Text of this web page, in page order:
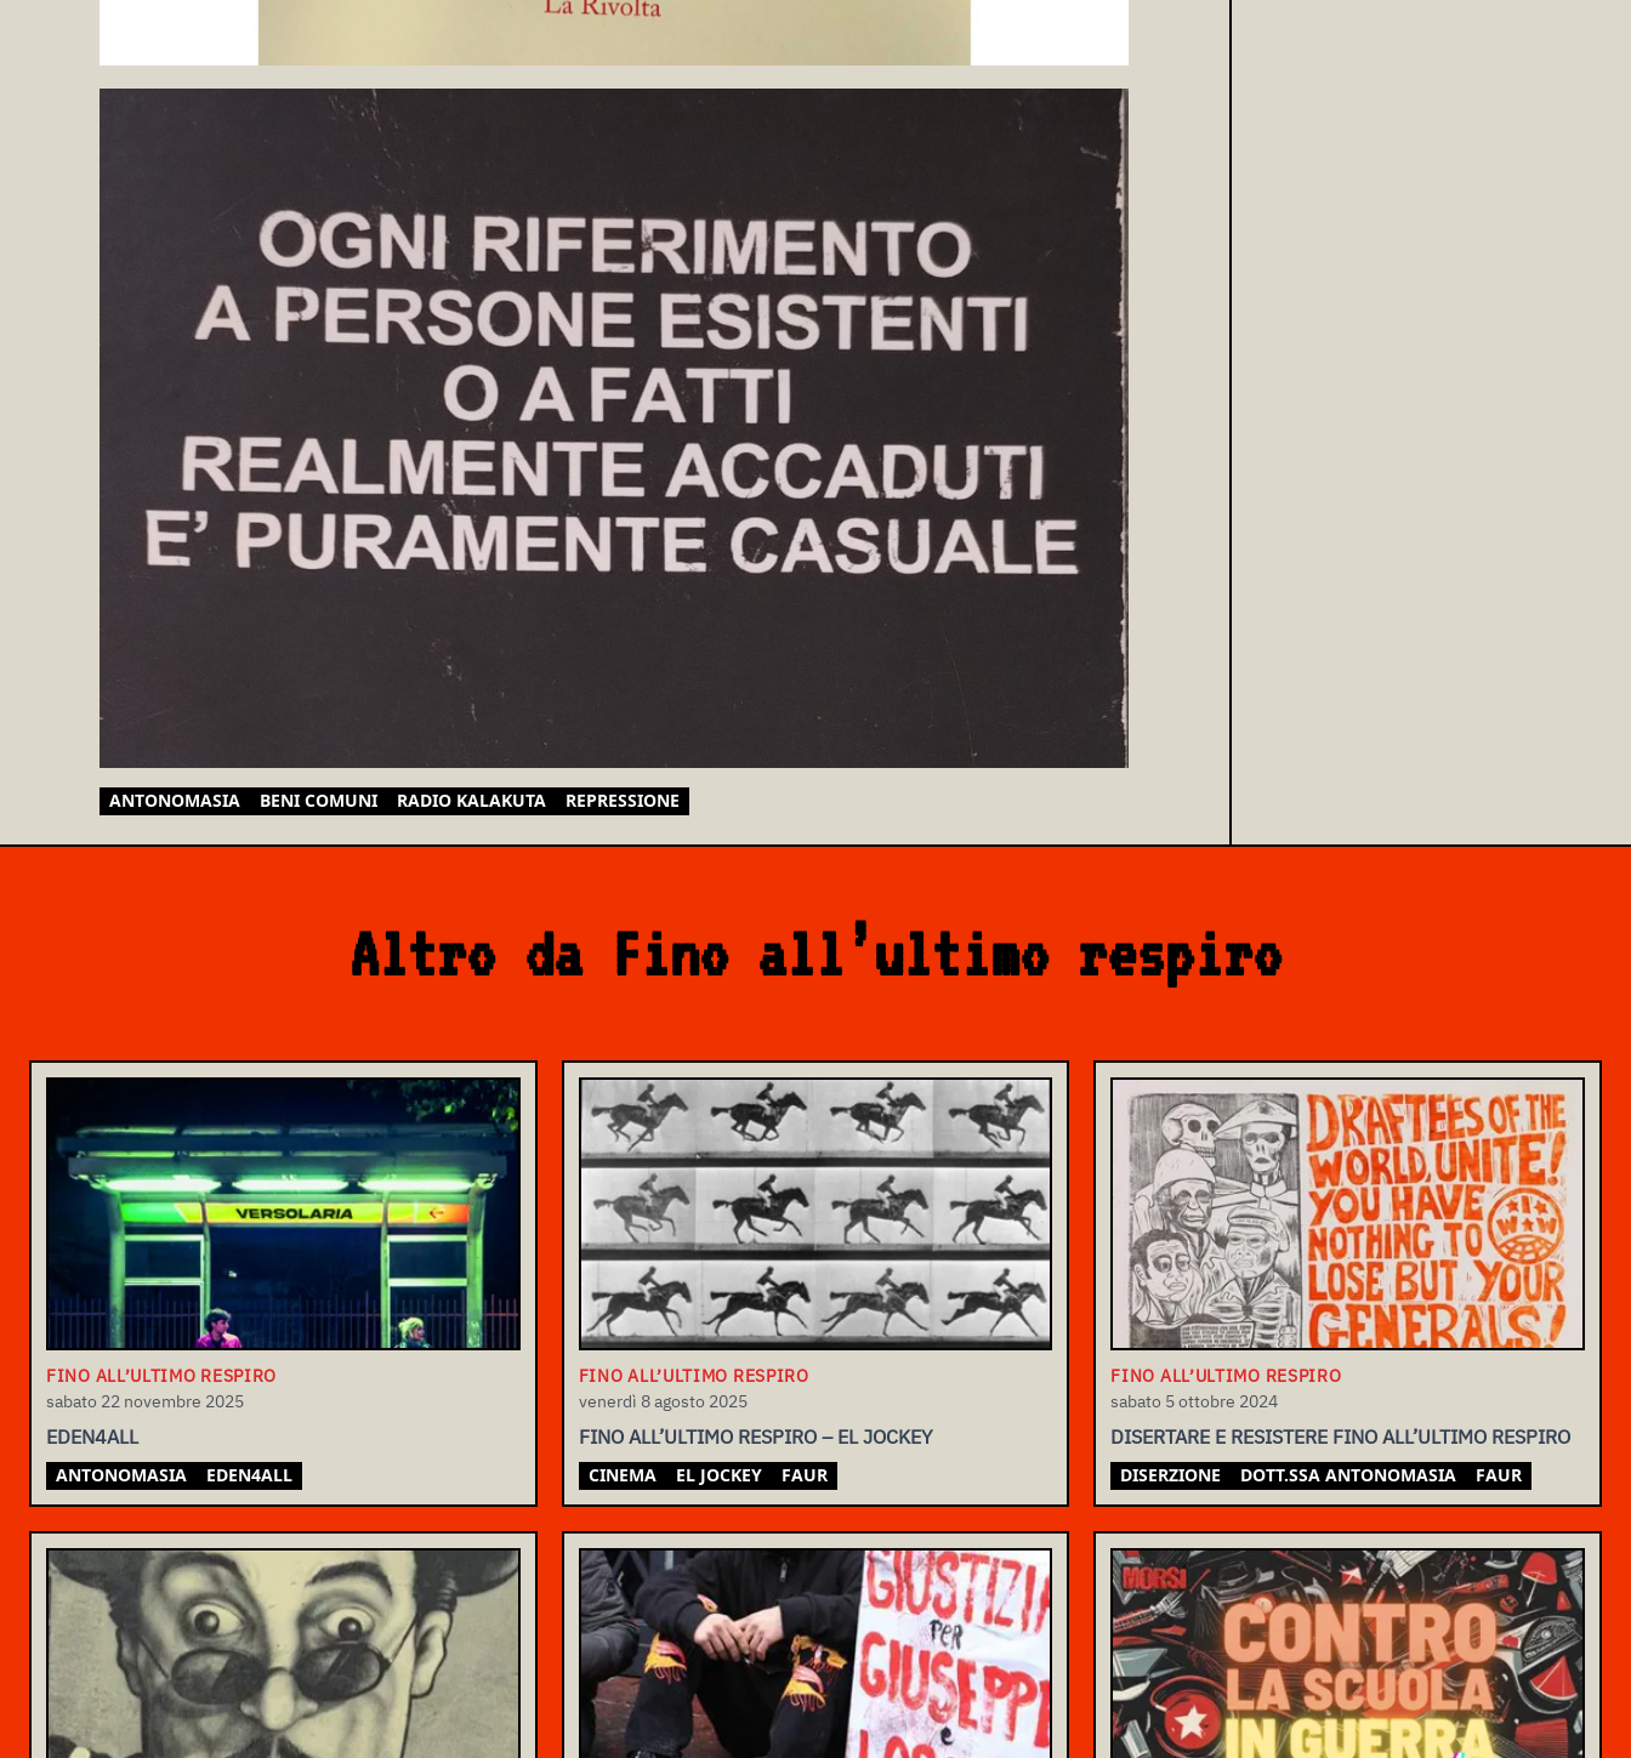
ANTONOMASIA BENI COMUNI RADIO KALAKUTA REPRESSIONE
Altro da Fino all’ultimo respiro
FINO ALL’ULTIMO RESPIRO
sabato 22 novembre 2025
EDEN4ALL
ANTONOMASIA EDEN4ALL
FINO ALL’ULTIMO RESPIRO
venerdì 8 agosto 2025
FINO ALL’ULTIMO RESPIRO – EL JOCKEY
CINEMA EL JOCKEY FAUR
FINO ALL’ULTIMO RESPIRO
sabato 5 ottobre 2024
DISERTARE E RESISTERE FINO ALL’ULTIMO RESPIRO
DISERZIONE DOTT.SSA ANTONOMASIA FAUR